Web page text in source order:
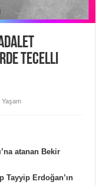
tecelli
,Yaşam
atanan Bekir
Tayyip Erdoğan’ın